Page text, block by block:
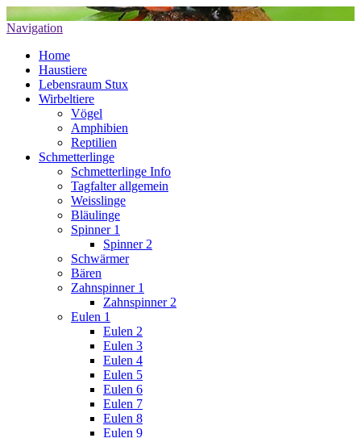
Navigation
Home
Haustiere
Lebensraum Stux
Wirbeltiere
Vögel
Amphibien
Reptilien
Schmetterlinge
Schmetterlinge Info
Tagfalter allgemein
Weisslinge
Bläulinge
Spinner 1
Spinner 2
Schwärmer
Bären
Zahnspinner 1
Zahnspinner 2
Eulen 1
Eulen 2
Eulen 3
Eulen 4
Eulen 5
Eulen 6
Eulen 7
Eulen 8
Eulen 9